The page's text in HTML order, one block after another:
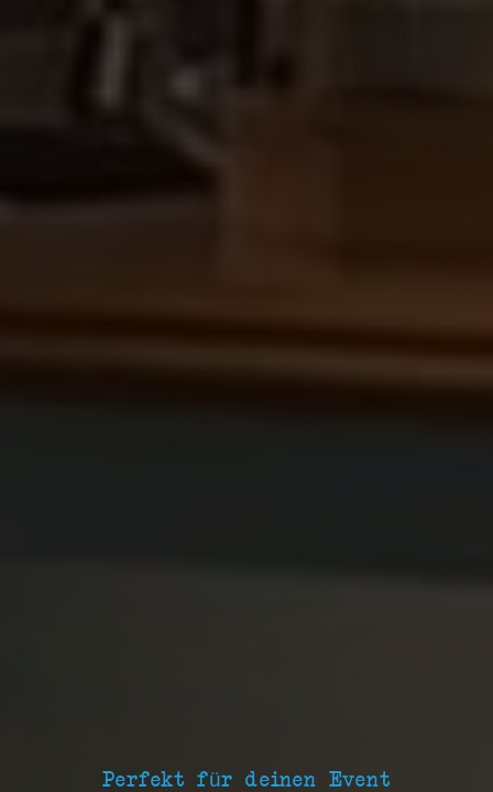
Perfekt für deinen Event